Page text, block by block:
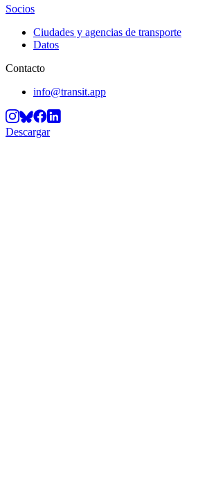
Socios
Ciudades y agencias de transporte
Datos
Contacto
info@transit.app
Descargar